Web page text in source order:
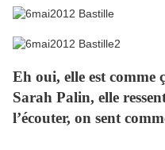
Eh oui, elle est
Sarah Palin, elle
l’écouter, on sent